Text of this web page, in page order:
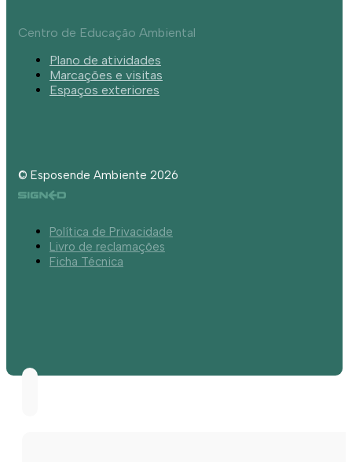
Centro de Educação Ambiental
Plano de atividades
Marcações e visitas
Espaços exteriores
© Esposende Ambiente 2026
Política de Privacidade
Livro de reclamações
Ficha Técnica